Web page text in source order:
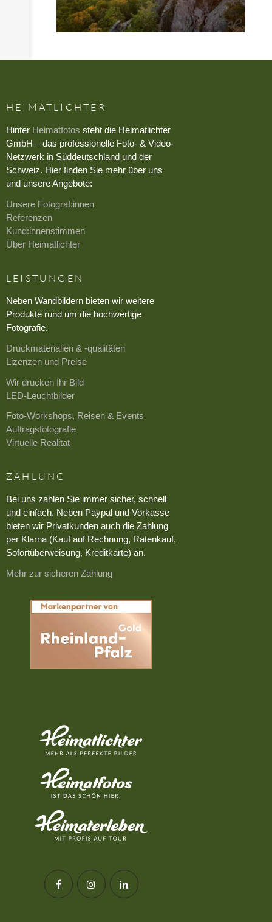
HEIMATLICHTER
Hinter Heimatfotos steht die Heimatlichter
GmbH – das professionelle Foto- & Video-
Netzwerk in Süddeutschland und der
Schweiz. Hier finden Sie mehr über uns
und unsere Angebote:
Unsere Fotograf:innen
Referenzen
Kund:innenstimmen
Über Heimatlichter
LEISTUNGEN
Neben Wandbildern bieten wir weitere
Produkte rund um die hochwertige
Fotografie.
Druckmaterialien & -qualitäten
Lizenzen und Preise
Wir drucken Ihr Bild
LED-Leuchtbilder
Foto-Workshops, Reisen & Events
Auftragsfotografie
Virtuelle Realität
ZAHLUNG
Bei uns zahlen Sie immer sicher, schnell
und einfach. Neben Paypal und Vorkasse
bieten wir Privatkunden auch die Zahlung
per Klarna (Kauf auf Rechnung, Ratenkauf,
Sofortüberweisung, Kreditkarte) an.
Mehr zur sicheren Zahlung